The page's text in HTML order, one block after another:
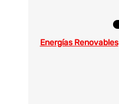
Energías Renovables